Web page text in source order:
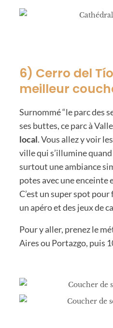
6) Cerro del
meilleur
Surnommé “le parc des
ses buttes, ce parc à
local. Vous allez y voir
ville qui s’illumine
surtout une ambiance
potes avec une
C’est un super spot
un apéro et des jeux de
Pour y aller, prenez le
Aires ou Portazgo, puis